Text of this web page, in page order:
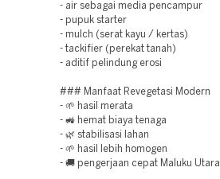
- air sebagai media pencampur
- pupuk starter
- mulch (serat kayu / kertas)
- tackifier (perekat tanah)
- aditif pelindung erosi
### Manfaat Revegetasi Modern
- 🌱 hasil merata
- 🚜 hemat biaya tenaga
- 🌿 stabilisasi lahan
- 🌱 hasil lebih homogen
- 🚚 pengerjaan cepat Maluku Utara